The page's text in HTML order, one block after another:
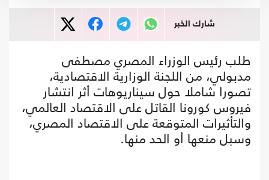
شارك الخبر
طلب رئيس الوزراء المصري مصطفى
مدبولي، من اللجنة الوزارية الاقتصادية،
تصورا شاملا حول سيناريوهات أثر انتشار
فيروس كورونا القاتل على الاقتصاد العالمي،
والتأثيرات المتوقعة على الاقتصاد المصري،
وسبل منعها أو الحد منها.